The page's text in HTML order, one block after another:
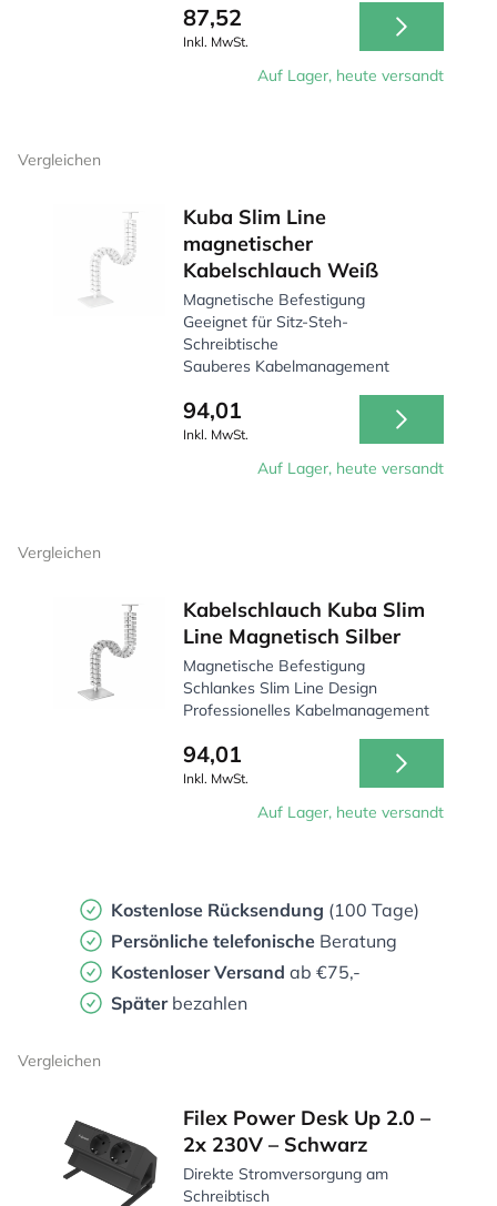
87,52
Inkl. MwSt.
Auf Lager, heute versandt
Vergleichen
Kuba Slim Line
magnetischer
Kabelschlauch Weiß
Magnetische Befestigung
Geeignet für Sitz-Steh-
Schreibtische
Sauberes Kabelmanagement
94,01
Inkl. MwSt.
Auf Lager, heute versandt
Vergleichen
Kabelschlauch Kuba Slim
Line Magnetisch Silber
Magnetische Befestigung
Schlankes Slim Line Design
Professionelles Kabelmanagement
94,01
Inkl. MwSt.
Auf Lager, heute versandt
Kostenlose Rücksendung (100 Tage)
Persönliche telefonische Beratung
Kostenloser Versand ab €75,-
Später bezahlen
Vergleichen
Filex Power Desk Up 2.0 –
2x 230V – Schwarz
Direkte Stromversorgung am
Schreibtisch